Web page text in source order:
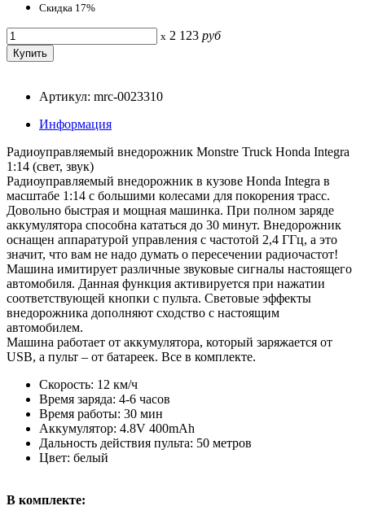
Скидка 17%
x 2 123 руб
Артикул: mrc-0023310
Информация
Радиоуправляемый внедорожник Monstre Truck Honda Integra
1:14 (свет, звук)
Радиоуправляемый внедорожник в кузове Honda Integra в
масштабе 1:14 с большими колесами для покорения трасс.
Довольно быстрая и мощная машинка. При полном заряде
аккумулятора способна кататься до 30 минут. Внедорожник
оснащен аппаратурой управления с частотой 2,4 ГГц, а это
значит, что вам не надо думать о пересечении радиочастот!
Машина имитирует различные звуковые сигналы настоящего
автомобиля. Данная функция активируется при нажатии
соответствующей кнопки с пульта. Световые эффекты
внедорожника дополняют сходство с настоящим
автомобилем.
Машина работает от аккумулятора, который заряжается от
USB, а пульт – от батареек. Все в комплекте.
Скорость: 12 км/ч
Время заряда: 4-6 часов
Время работы: 30 мин
Аккумулятор: 4.8V 400mAh
Дальность действия пульта: 50 метров
Цвет: белый
В комплекте: